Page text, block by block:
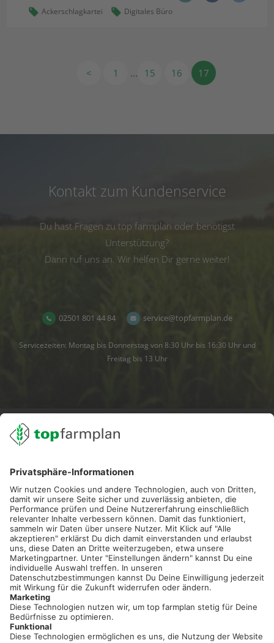
Ackerschlagkartei
Digitales Büro
< 1 … 15 16 17
Kontakt zum Kundenservice
Du hast Fragen zu top farmplan oder benötigst
Unterstützung?
Dann ruf uns an. Wir helfen Dir gerne weiter!
02501 801 44 84 service@topfarmplan.de
Servicezeiten: Montag bis Donnerstag von 8:30 Uhr bis 16:30 Uhr und
Freitag bis 13 Uhr
02501 801 44 84
service@topfarmplan.de
Sei immer auf dem Laufenden!
Neue Features, spannende Tipps und hilfreiche Anleitungen!